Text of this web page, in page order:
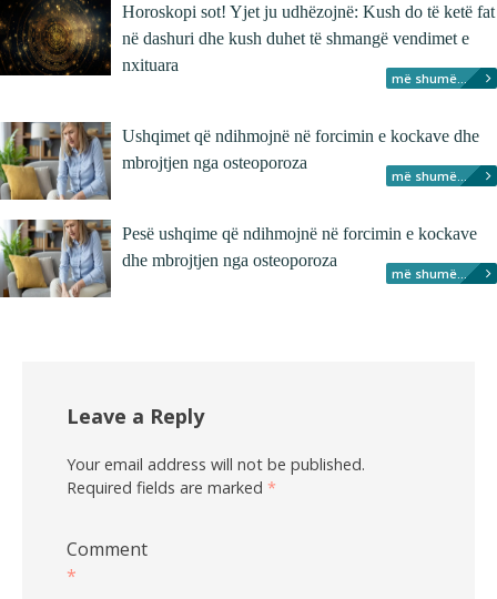
Horoskopi sot! Yjet ju udhëzojnë: Kush do të ketë fat
në dashuri dhe kush duhet të shmangë vendimet e
nxituara
më shumë...
Ushqimet që ndihmojnë në forcimin e kockave dhe
mbrojtjen nga osteoporoza
më shumë...
Pesë ushqime që ndihmojnë në forcimin e kockave
dhe mbrojtjen nga osteoporoza
më shumë...
Leave a Reply
Your email address will not be published.
Required fields are marked *
Comment
*